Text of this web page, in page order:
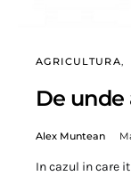
AGRICULTURA
De
Alex Muntean
In cazul in care